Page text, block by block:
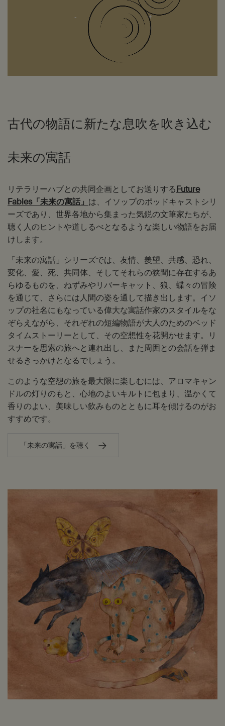
古代の物語に新たな息吹を吹き込む
未来の寓話
リテラリーハブとの共同企画としてお送りするFuture
Fables「未来の寓話」 は、イソップのポッドキャストシリ
ーズであり、世界各地から集まった気鋭の文筆家たちが、
聴く人のヒントや道しるべとなるような楽しい物語をお届
けします。
「未来の寓話」シリーズでは、友情、羨望、共感、恐れ、
変化、愛、死、共同体、そしてそれらの狭間に存在するあ
らゆるものを、ねずみやリバーキャット、狼、蝶々の冒険
を通じて、さらには人間の姿を通して描き出します。イソ
ップの社名にもなっている偉大な寓話作家のスタイルをな
ぞらえながら、それぞれの短編物語が大人のためのベッド
タイムストーリーとして、その空想性を花開かせます。リ
スナーを思索の旅へと連れ出し、また周囲との会話を弾ま
せるきっかけとなるでしょう。
このような空想の旅を最大限に楽しむには、アロマキャン
ドルの灯りのもと、心地のよいキルトに包まり、温かくて
香りのよい、美味しい飲みものとともに耳を傾けるのがお
すすめです。
「未来の寓話」を聴く